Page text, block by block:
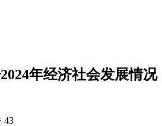
年经济社会发展情况
43